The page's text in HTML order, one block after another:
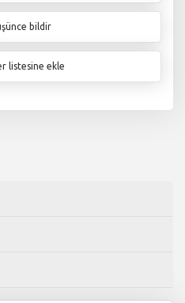
bildir
listesine ekle